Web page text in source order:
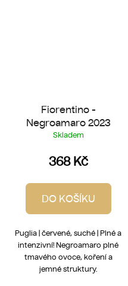
Fiorentino -
Negroamaro 2023
Skladem
368 Kč
DO KOŠÍKU
Puglia | červené, suché | Plné a
intenzivní! Negroamaro plné
tmavého ovoce, koření a
jemné struktury.